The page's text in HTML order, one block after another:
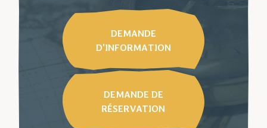
DEMANDE
D'INFORMATION
DEMANDE DE
RÉSERVATION